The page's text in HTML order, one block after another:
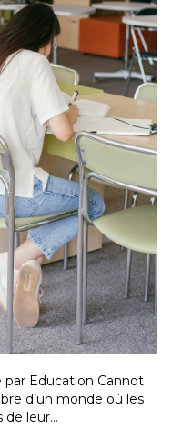
d’un système
voire à…
de la guerre, des
de
Education Cannot
d’un monde où les
de leur…